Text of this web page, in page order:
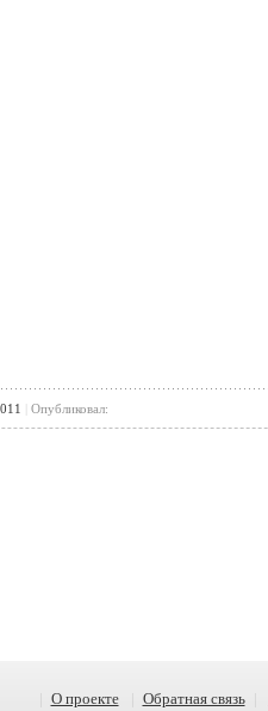
Опубликовал:
О проекте Обратная связь